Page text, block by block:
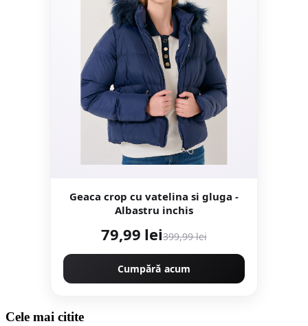
Geaca crop cu vatelina si gluga -
Albastru inchis
79,99 lei399,99 lei
Cumpără acum
Cele mai citite